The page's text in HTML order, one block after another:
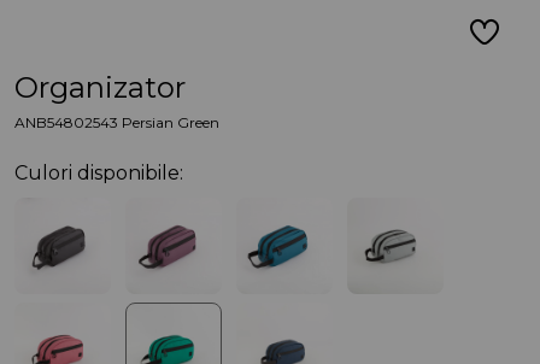
Organizator
ANB54802543 Persian Green
Culori disponibile: